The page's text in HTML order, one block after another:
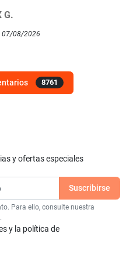
G.
07/08/2026
8761
y ofertas especiales
Para ello, consulte nuestra
y la política de